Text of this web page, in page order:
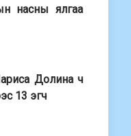
насны ялгаа
Долина ч
13 эгч